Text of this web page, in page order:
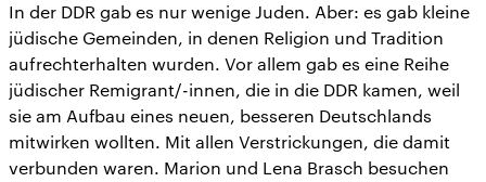
In der DDR gab es nur wenige Juden. Aber: es gab kleine
jüdische Gemeinden, in denen Religion und Tradition
aufrechterhalten wurden. Vor allem gab es eine Reihe
jüdischer Remigrant/-innen, die in die DDR kamen, weil
sie am Aufbau eines neuen, besseren Deutschlands
mitwirken wollten. Mit allen Verstrickungen, die damit
verbunden waren. Marion und Lena Brasch besuchen